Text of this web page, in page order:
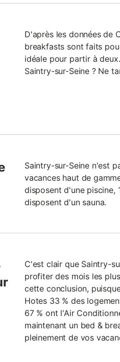
D'après les données de
breakfasts sont faits
idéale pour partir à
Saintry-sur-Seine ? Ne
Saintry-sur-Seine n'est
vacances haut de
disposent d'une piscine,
disposent d'un sauna.
C'est clair que Saintry-
profiter des mois les
cette conclusion,
Hotes 33 % des
67 % ont l'Air
maintenant un bed &
pleinement de vos